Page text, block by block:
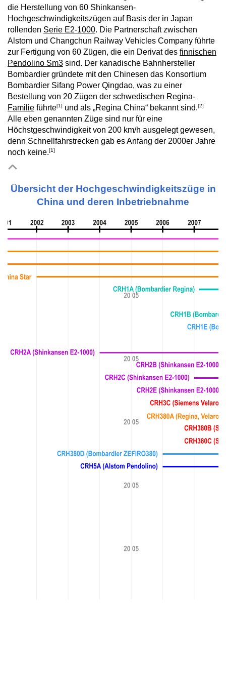
die Herstellung von 60 Shinkansen-
Hochgeschwindigkeitszügen auf Basis der in Japan
rollenden Serie E2-1000. Die Partnerschaft zwischen
Alstom und Changchun Railway Vehicles Company führte
zur Fertigung von 60 Zügen, die ein Derivat des finnischen
Pendolino Sm3 sind. Der kanadische Bahnhersteller
Bombardier gründete mit den Chinesen das Konsortium
Bombardier Sifang Power Qingdao, was zu einer
Bestellung von 20 Zügen der schwedischen Regina-
Familie führte[1] und als „Regina China“ bekannt sind.[2]
Alle eben genannten Züge sind nur für eine
Höchstgeschwindigkeit von 200 km/h ausgelegt gewesen,
denn Schnellfahrstrecken gab es Anfang der 2000er Jahre
noch keine.[1]
Übersicht der Hochgeschwindigkeitszüge in
China und deren Inbetriebnahme